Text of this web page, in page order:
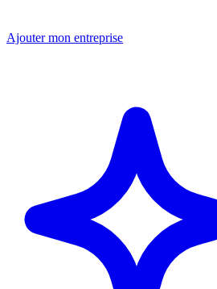
Ajouter mon entreprise